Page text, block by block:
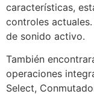
características,
controles
de sonido activo.
También
operaciones
Select,